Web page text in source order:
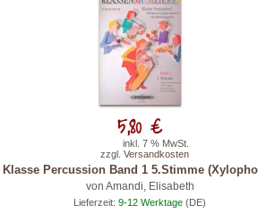
Percussion Band 1 5.Stimme
von Amandi, Elisabeth
Lieferzeit: 9-12 Werktage (DE)
5,80 €
inkl. 7 % MwSt.
zzgl. Versandkosten